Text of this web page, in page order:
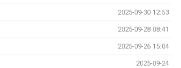
2025-09-30 12:53
2025-09-28 08:41
2025-09-26 15:04
2025-09-24